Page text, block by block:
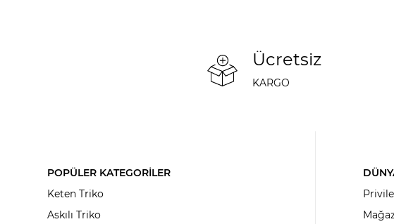
Ücretsiz
KARGO
POPÜLER KATEGORİLER
Keten Triko
Askılı Triko